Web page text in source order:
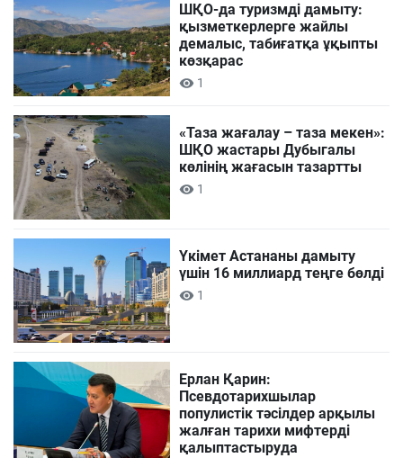
ШҚО-да туризмді дамыту:
қызметкерлерге жайлы
демалыс, табиғатқа ұқыпты
көзқарас
1
«Таза жағалау – таза мекен»:
ШҚО жастары Дубыгалы
көлінің жағасын тазартты
1
Үкімет Астананы дамыту
үшін 16 миллиард теңге бөлді
1
Ерлан Қарин:
Псевдотарихшылар
популистік тәсілдер арқылы
жалған тарихи мифтерді
қалыптастыруда